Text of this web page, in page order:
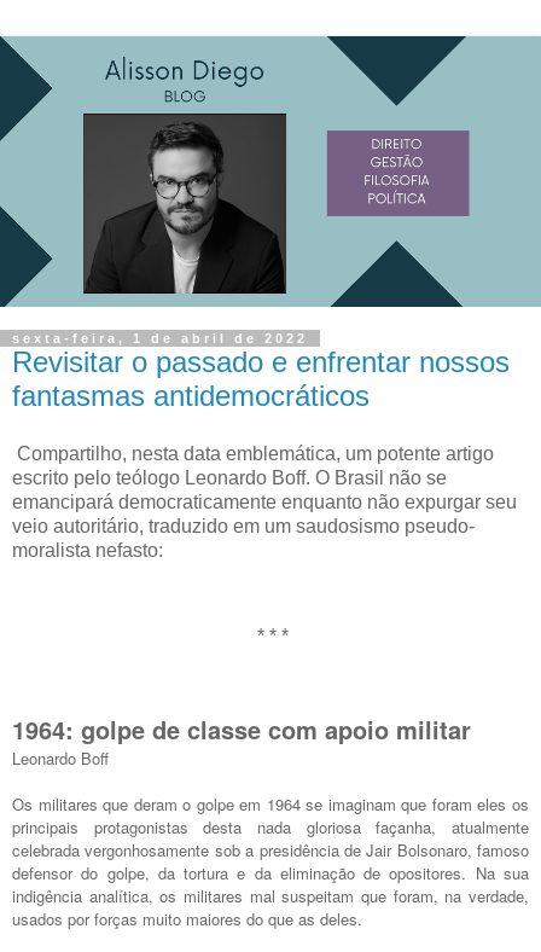
sexta-feira, 1 de abril de 2022
Revisitar o passado e enfrentar nossos
fantasmas antidemocráticos
Compartilho, nesta data emblemática, um potente artigo
escrito pelo teólogo Leonardo Boff. O Brasil não se
emancipará democraticamente enquanto não expurgar seu
veio autoritário, traduzido em um saudosismo pseudo-
moralista nefasto:
* * *
1964: golpe de classe com apoio militar
Leonardo Boff
Os militares que deram o golpe em 1964 se imaginam que foram eles os
principais protagonistas desta nada gloriosa façanha, atualmente
celebrada vergonhosamente sob a presidência de Jair Bolsonaro, famoso
defensor do golpe, da tortura e da eliminação de opositores. Na sua
indigência analítica, os militares mal suspeitam que foram, na verdade,
usados por forças muito maiores do que as deles.